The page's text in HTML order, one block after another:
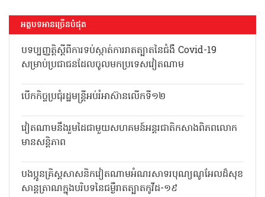
អត្ថបទអានច្រើនបំផុត
បទប្បញ្ញត្តិស្តីពីការទប់ស្កាត់ការរាតត្បាតនៃជំងឺ Covid-19
សម្រាប់ប្រជាជនដែលចូលមកប្រទេសវៀតណាម
បើកកិច្ចប្រជុំរដ្ឋមន្ត្រីអប់រំអាស៊ានលើកទី១២
វៀតណាមនឹងរួមដៃជាមួយសហគមន៍អន្តរជាតិកសាងពិភពលោក
មានសន្តិភាព
បងប្អូនគ្រិស្តសាសនិកវៀតណាមអំណរសាទរបុណ្យណូអែលដ៏សុខ
សាន្តត្រាណក្នុងបរិបទនៃជម្ងឺរាតត្បាតកូវីដ-១៩